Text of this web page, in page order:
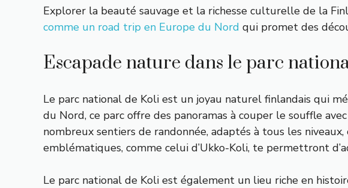
Explorer la beauté sauvage et la richesse culturelle de la
comme un road trip en Europe du Nord qui promet des
Escapade nature dans le parc
Le parc national de Koli est un joyau naturel finlandais qui
du Nord, ce parc offre des panoramas à couper le souffle
nombreux sentiers de randonnée, adaptés à tous les
emblématiques, comme celui d’Ukko-Koli, te permettront
Le parc national de Koli est également un lieu riche en